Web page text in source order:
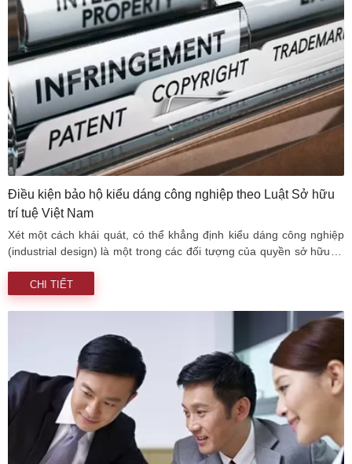
Điều kiện bảo hộ kiểu dáng công nghiệp theo Luật Sở hữu
trí tuệ Việt Nam
Xét một cách khái quát, có thể khẳng định kiểu dáng công nghiệp
(industrial design) là một trong các đối tượng của quyền sở hữu trí
đó là sản phẩm của sự sáng tạo, có tính chất vô hình và có tính
phổ biến, dễ lan truyền. Vậy đối tượng bảo hộ kiểu dáng công
nghiệp gồm những gì? Điều kiện bảo hộ kiểu dáng công nghiệp
CHI TIẾT